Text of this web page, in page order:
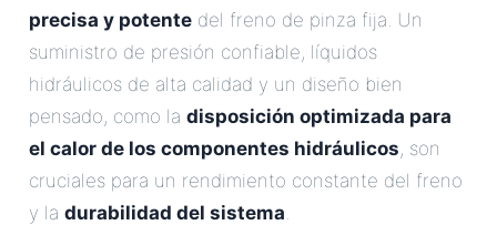
precisa y potente del freno de pinza fija. Un
suministro de presión confiable, líquidos
hidráulicos de alta calidad y un diseño bien
pensado, como la disposición optimizada para
el calor de los componentes hidráulicos, son
cruciales para un rendimiento constante del freno
y la durabilidad del sistema.